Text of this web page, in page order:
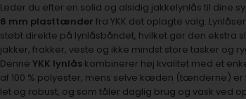
Leder du efter en solid og alsidig jakkelynlås til dine
6 mm plasttænder fra YKK det oplagte valg.
støbt direkte på lynlåsbåndet, hvilket gør den ekstra
jakker, frakker, veste og ikke mindst store tasker og
Denne YKK lynlåskombinerer høj kvalitet med et
af 100 % polyester, mens selve kæden (tænderne)
let og robust, og som tåler daglig brug og vask ved